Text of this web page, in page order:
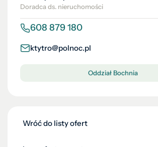
Doradca ds. nieruchomości
608 879 180
ktytro@polnoc.pl
Oddział Bochnia
Wróć do listy ofert